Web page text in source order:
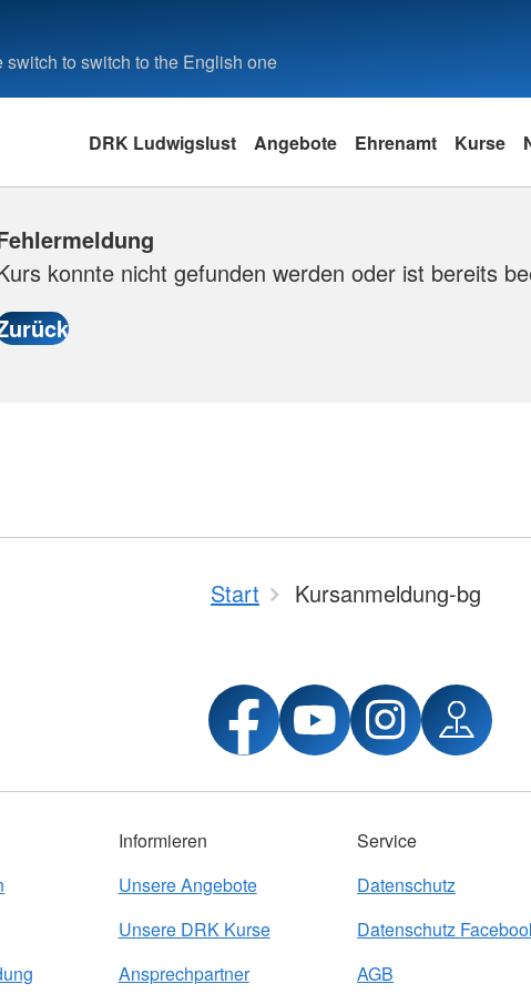
to switch to the English one
DRK Ludwigslust Angebote Ehrenamt Kurse
konnte nicht gefunden werden oder ist bereits
Start Kursanmeldung-bg
Informieren
Unsere Angebote
Unsere DRK Kurse
Ansprechpartner
Service
Datenschutz
Datenschutz
AGB